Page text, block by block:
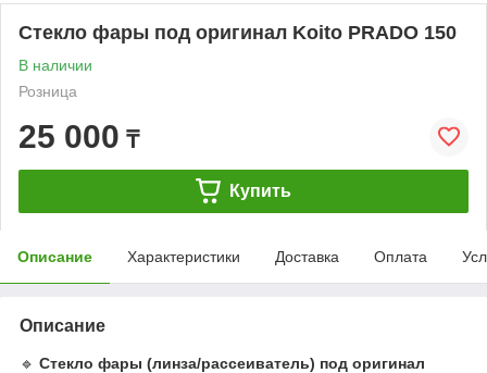
Стекло фары под оригинал Koito PRADO 150
В наличии
Розница
25 000 ₸
Купить
Описание Характеристики Доставка Оплата
Описание
🔹 Стекло фары (линза/рассеиватель) под оригинал